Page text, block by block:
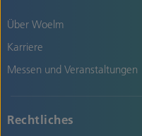
Über Woelm
Karriere
Messen und Veranstaltungen
Rechtliches